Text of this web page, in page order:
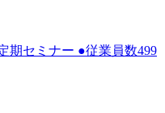
期セミナー ●従業員数499